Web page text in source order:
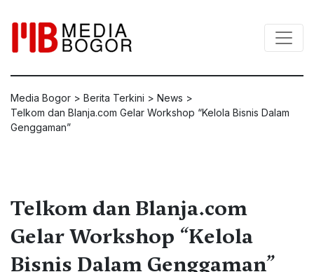
Media Bogor > Berita Terkini > News >
Telkom dan Blanja.com Gelar Workshop “Kelola Bisnis Dalam
Genggaman”
Telkom dan Blanja.com
Gelar Workshop “Kelola
Bisnis Dalam Genggaman”